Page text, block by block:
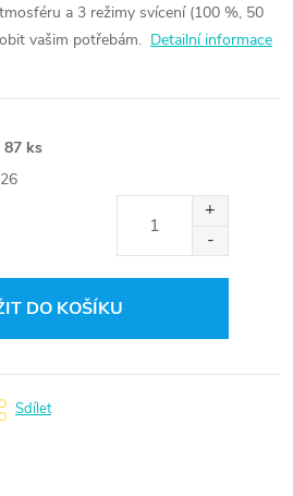
a 3 režimy svícení (100 %, 50
vašim potřebám. Detailní informace
87 ks
DO KOŠÍKU
Sdílet